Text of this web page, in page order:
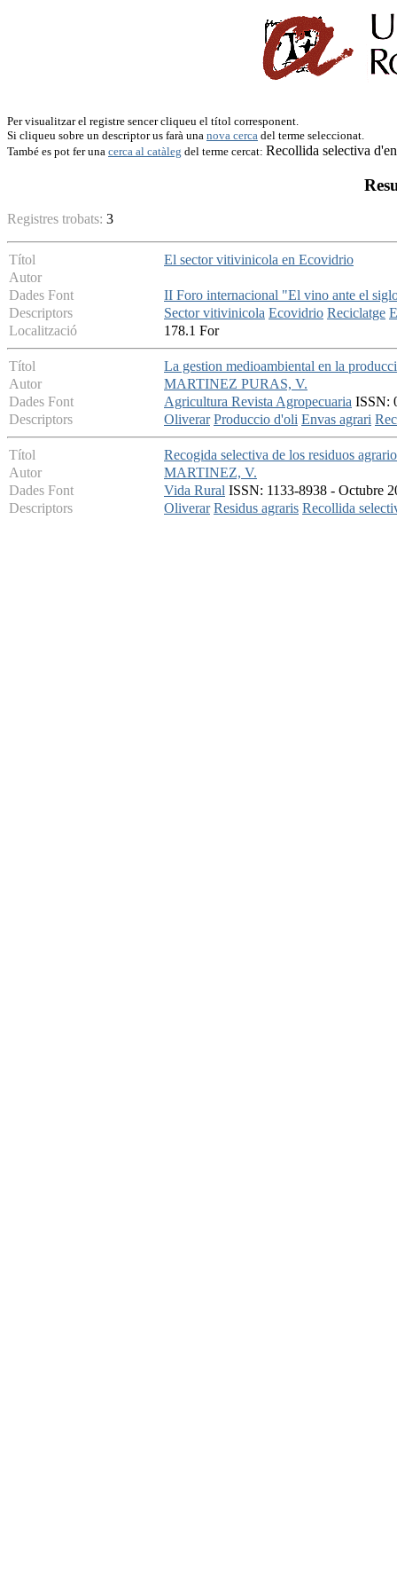
Per visualitzar el registre sencer cliqueu el títol corresponent.
Si cliqueu sobre un descriptor us farà una nova cerca del terme seleccionat.
També es pot fer una cerca al catàleg del terme cercat: Recollida selectiva
Registres trobats: 3
Títol
El sector vitivinicola en Ecovidrio
Autor
Dades Font
II Foro internacional "El vino ante el
Descriptors
Sector vitivinicola Ecovidrio Reciclatge
Localització
178.1 For
Títol
La gestion medioambiental en la
Autor
MARTINEZ PURAS, V.
Dades Font
Agricultura Revista Agropecuaria ISSN:
Descriptors
Oliverar Produccio d'oli Envas agrari
Títol
Recogida selectiva de los residuos
Autor
MARTINEZ, V.
Dades Font
Vida Rural ISSN: 1133-8938 - Octubre
Descriptors
Oliverar Residus agraris Recollida